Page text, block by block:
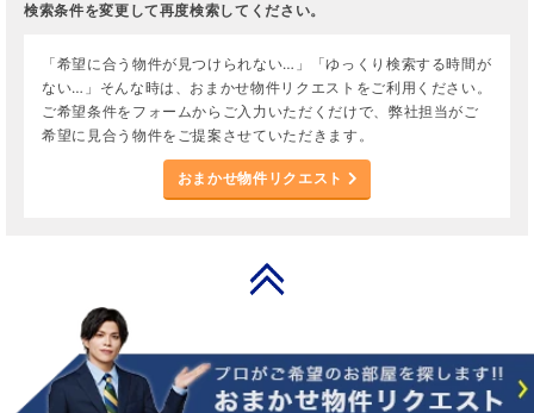
検索条件を変更して再度検索してください。
「希望に合う物件が見つけられない…」「ゆっくり検索する時間が
ない…」そんな時は、おまかせ物件リクエストをご利用ください。
ご希望条件をフォームからご入力いただくだけで、弊社担当がご
希望に見合う物件をご提案させていただきます。
おまかせ物件リクエスト